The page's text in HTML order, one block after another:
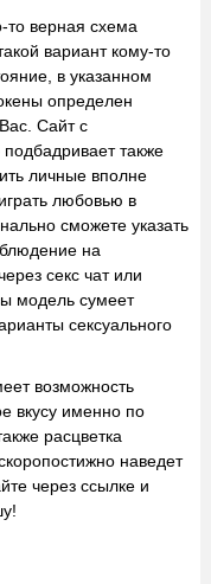
то верная схема
вариант кому-то
в указанном
определен
Сайт с
также
личные вполне
любовью в
сможете указать
на
секс чат или
модель сумеет
сексуального
возможность
вкусу именно по
расцветка
наведет
через ссылке и